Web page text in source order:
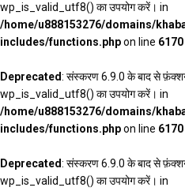
wp_is_valid_utf8() का उपयोग करें। in
/home/u888153276/domains/
includes/functions.phpon line 6170
Deprecated: संस्करण 6.9.0 के बाद से
wp_is_valid_utf8() का उपयोग करें। in
/home/u888153276/domains/
includes/functions.phpon line 6170
Deprecated: संस्करण 6.9.0 के बाद से
wp_is_valid_utf8() का उपयोग करें। in